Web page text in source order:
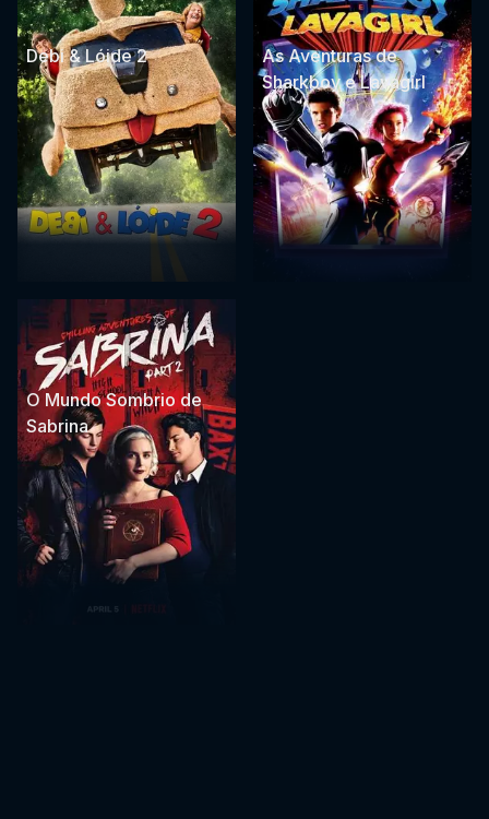
Debi & Lóide 2
As Aventuras de
Sharkboy e Lavagirl
O Mundo Sombrio de
Sabrina